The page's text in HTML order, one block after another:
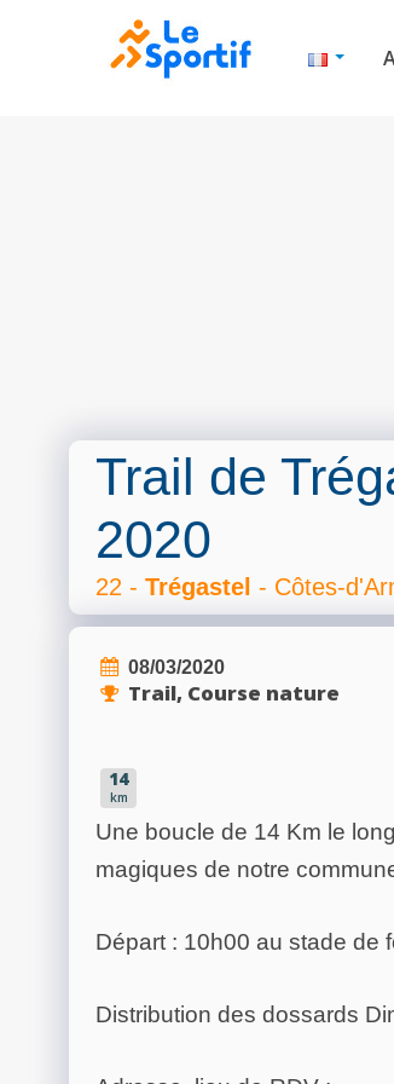
Trail de
2020
22 - Trégastel - Côtes-
08/03/2020
Trail, Course nature
14
km
Une boucle de 14 Km le
magiques de notre
Départ : 10h00 au stade de
Distribution des dossards